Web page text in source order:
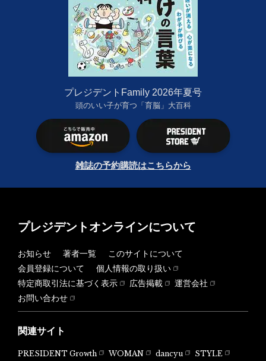
プレジデントFamily 2026年夏号
頭のいい子が育つ「育脳」大百科
雑誌の予約購読はこちらから
プレジデントオンラインについて
お知らせ 著者一覧
このサイトについて
会員登録について
個人情報の取り扱い
特定商取引法に基づく表示
広告掲載
運営会社
お問い合わせ
関連サイト
PRESIDENT Growth WOMAN dancyu STYLE